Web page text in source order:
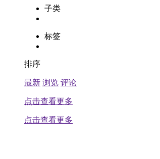
子类
标签
排序
最新 浏览 评论
点击查看更多
点击查看更多